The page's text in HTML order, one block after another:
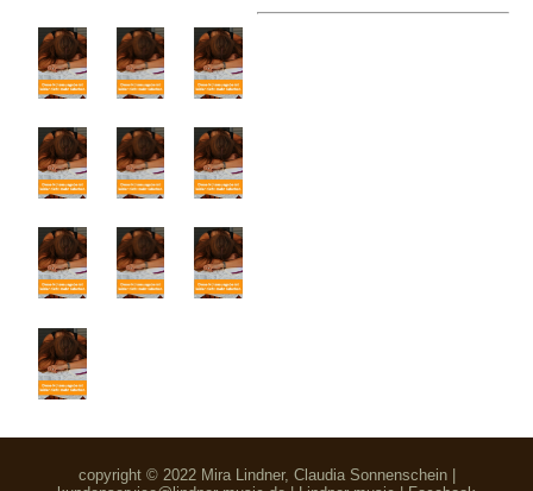
copyright © 2022 Mira Lindner, Claudia Sonnenschein |